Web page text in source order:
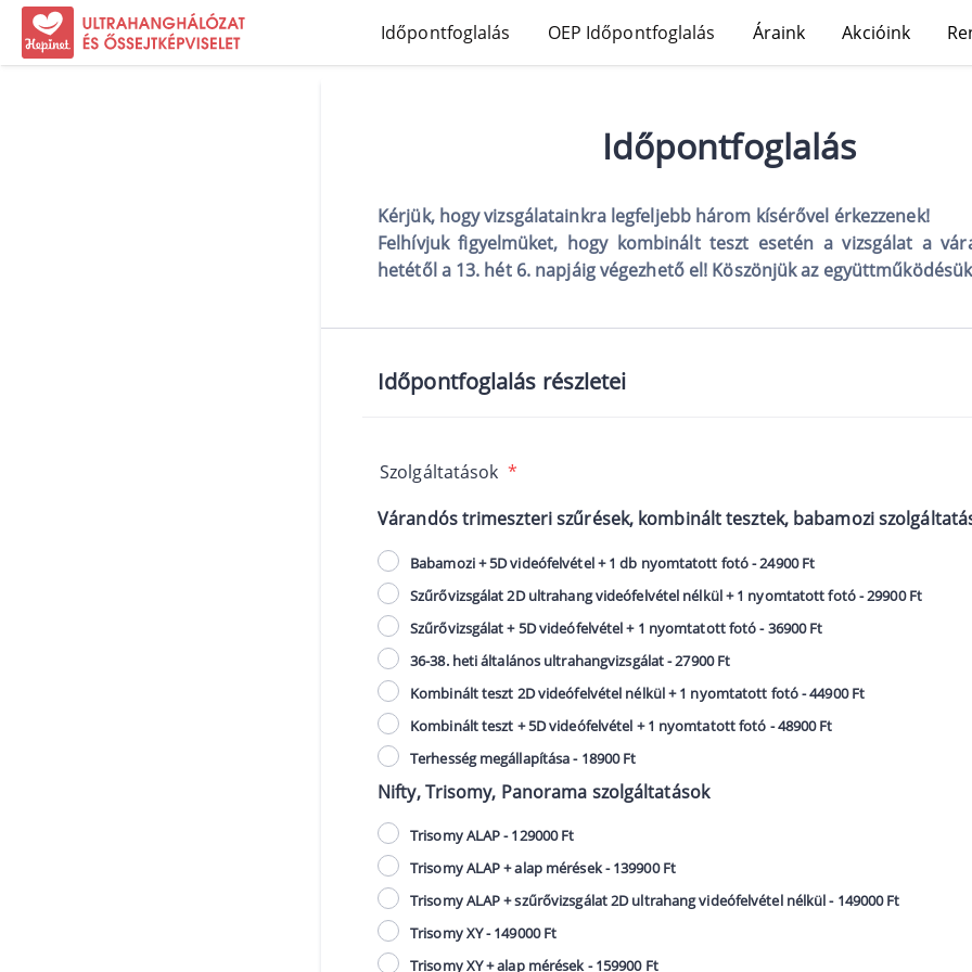
Időpontfoglalás OEP Időpontfoglalás Áraink Akcióink
Időpontfoglalás
Kérjük, hogy vizsgálatainkra legfeljebb három kísérővel érkezzenek!
Felhívjuk figyelmüket, hogy kombinált teszt esetén a vizsgálat a
hetétől a 13. hét 6. napjáig végezhető el! Köszönjük az
Időpontfoglalás részletei
Szolgáltatások *
Várandós trimeszteri szűrések, kombinált tesztek, babamozi
Babamozi + 5D videófelvétel + 1 db nyomtatott fotó - 24900 Ft
Szűrővizsgálat 2D ultrahang videófelvétel nélkül + 1 nyomtatott fotó - 29900 Ft
Szűrővizsgálat + 5D videófelvétel + 1 nyomtatott fotó - 36900 Ft
36-38. heti általános ultrahangvizsgálat - 27900 Ft
Kombinált teszt 2D videófelvétel nélkül + 1 nyomtatott fotó - 44900 Ft
Kombinált teszt + 5D videófelvétel + 1 nyomtatott fotó - 48900 Ft
Terhesség megállapítása - 18900 Ft
Nifty, Trisomy, Panorama szolgáltatások
Trisomy ALAP - 129000 Ft
Trisomy ALAP + alap mérések - 139900 Ft
Trisomy ALAP + szűrővizsgálat 2D ultrahang videófelvétel nélkül - 149000 Ft
Trisomy XY - 149000 Ft
Trisomy XY + alap mérések - 159900 Ft